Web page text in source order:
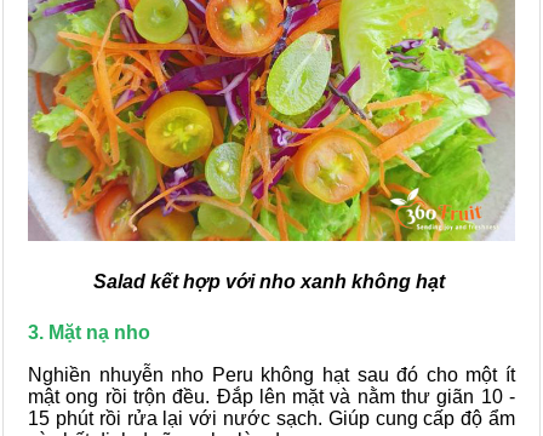
Salad kết hợp với nho xanh không hạt
3. Mặt nạ nho
Nghiền nhuyễn nho Peru không hạt sau đó cho một ít
mật ong rồi trộn đều. Đắp lên mặt và nằm thư giãn 10 -
15 phút rồi rửa lại với nước sạch. Giúp cung cấp độ ẩm